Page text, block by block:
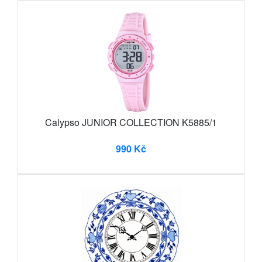
Calypso JUNIOR COLLECTION K5885/1
990 Kč